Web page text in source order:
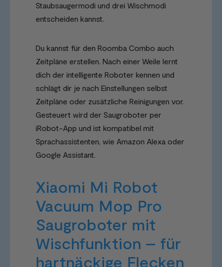
Staubsaugermodi und drei Wischmodi
entscheiden kannst.
Du kannst für den Roomba Combo auch
Zeitpläne erstellen. Nach einer Weile lernt
dich der intelligente Roboter kennen und
schlägt dir je nach Einstellungen selbst
Zeitpläne oder zusätzliche Reinigungen vor.
Gesteuert wird der Saugroboter per
iRobot-App und ist kompatibel mit
Sprachassistenten, wie Amazon Alexa oder
Google Assistant.
Xiaomi Mi Robot
Vacuum Mop Pro
Saugroboter mit
Wischfunktion – für
hartnäckige Flecken